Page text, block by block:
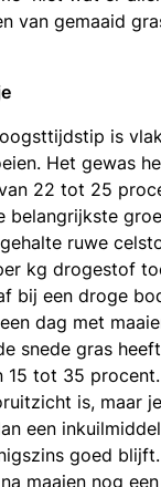
van gemaaid
is
Het gewas
22 tot 25
belangrijkste
ruwe
kg drogestof
bij een droge
dag met
snede gras
15 tot 35
is, maar
een
goed
maaien nog